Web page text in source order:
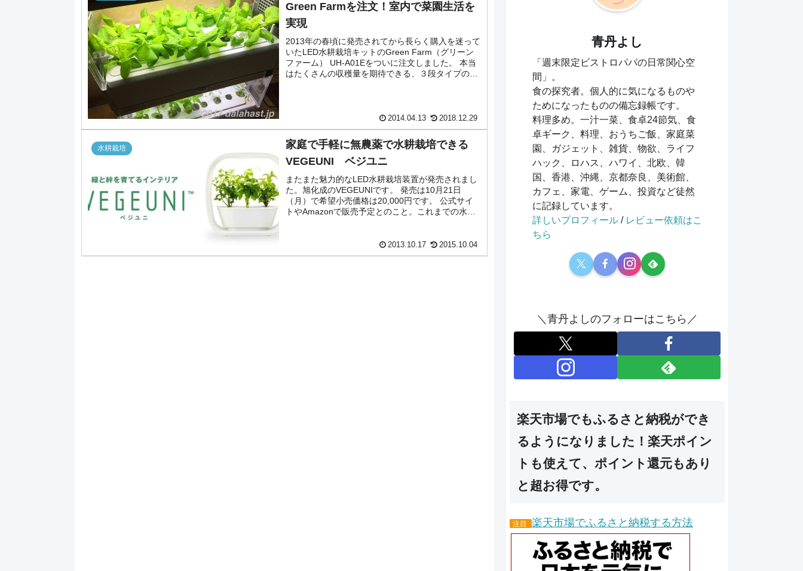
Green Farmを注文！室内で菜園生活を
実現
2013年の春頃に発売されてから長らく購入を迷って
いたLED水耕栽培キットのGreen Farm（グリーン
ファーム） UH-A01Eをついに注文しました。 本当
はたくさんの収穫量を期待できる、３段タイプの
2014.04.13 2018.12.29
水耕栽培
家庭で手軽に無農薬で水耕栽培できる
VEGEUNI ベジユニ
またまた魅力的なLED水耕栽培装置が発売されまし
た。旭化成のVEGEUNIです。 発売は10月21日
（月）で希望小売価格は20,000円です。 公式サイ
トやAmazonで販売予定とのこと。これまでの水耕
2013.10.17 2015.10.04
青丹よし
「週末限定ビストロパパの日常関心空
間」。
食の探究者。個人的に気になるものや
ためになったものの備忘録帳です。
料理多め。一汁一菜、食卓24節気、食
卓ギーク、料理、おうちご飯、家庭菜
園、ガジェット、雑貨、物欲、ライフ
ハック、ロハス、ハワイ、北欧、韓
国、香港、沖縄、京都奈良、美術館、
カフェ、家電、ゲーム、投資など徒然
に記録しています。
詳しいプロフィール / レビュー依頼はこ
ちら
＼青丹よしのフォローはこちら／
楽天市場でもふるさと納税ができ
るようになりました！楽天ポイン
トも使えて、ポイント還元もあり
と超お得です。
注目 楽天市場でふるさと納税する方法